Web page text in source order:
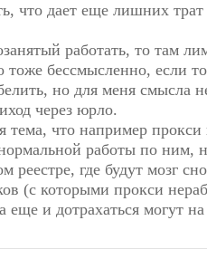
что дает еще лишних
работать, то там
тоже бессмысленно, если
но для меня смысла
через юрло.
тема, что например
работы по ним,
реестре, где будут мозг
(с которыми прокси
еще и дотрахаться могут на